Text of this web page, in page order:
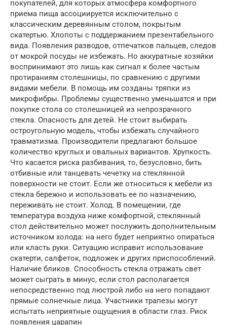
покупателей, для которых атмосфера комфортного
приема пища ассоциируется исключительно с
классическим деревянным столом, покрытым
скатертью. Хлопоты с поддержанием презентабельного
вида. Появления разводов, отпечатков пальцев, следов
от мокрой посуды не избежать. Но аккуратные хозяйки
воспринимают это лишь как сигнал к более частым
протираниям столешницы, по сравнению с другими
видами мебели. В помощь им созданы тряпки из
микрофибры. Проблемы существенно уменьшатся и при
покупке стола со столешницей из непрозрачного
стекла. Опасность для детей. Не стоит выбирать
остроугольную модель, чтобы избежать случайного
травматизма. Производители предлагают большое
количество круглых и овальных вариантов. Хрупкость.
Что касается риска разбивания, то, безусловно, бить
отбивные или танцевать чечетку на стеклянной
поверхности не стоит. Если же относиться к мебели из
стекла бережно и использовать ее по назначению,
переживать не стоит. Холод. В помещении, где
температура воздуха ниже комфортной, стеклянный
стол действительно может послужить дополнительным
источником холода: на него будет неприятно опираться
или класть руки. Ситуацию исправит использование
скатерти, салфеток, подложек и других приспособлений.
Наличие бликов. Способность стекла отражать свет
может сыграть в минус, если стол располагается
непосредственно под люстрой либо на него попадают
прямые солнечные лица. Участники трапезы могут
испытать неприятные ощущения в области глаз. Риск
появления царапин